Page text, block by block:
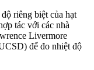
riêng biệt của hạt
tác với các nhà
Livermore
để đo nhiệt độ